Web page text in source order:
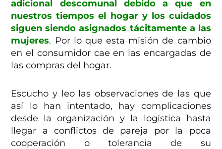
adicional descomunal debido a que en
nuestros tiempos el hogar y los cuidados
siguen siendo asignados tácitamente a las
mujeres. Por lo que esta misión de cambio
en el consumidor cae en las encargadas de
las compras del hogar.
Escucho y leo las observaciones de las que
así lo han intentado, hay complicaciones
desde la organización y la logística hasta
llegar a conflictos de pareja por la poca
cooperación o tolerancia de su